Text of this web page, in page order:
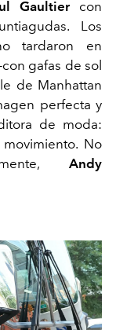
Gaultiercon
Los
tardaron en
gafas de sol
de Manhattan
perfecta y
de moda:
No
Andy